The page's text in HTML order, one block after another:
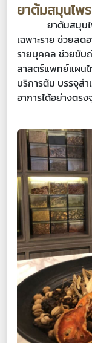
ยาต้มสมุนไพ
ยาต้มสมุน
เฉพาะราย ช่วยลด
รายบุคคล ช่วยขับ
สาสตร์แพทย์แผน
บริการต้ม บรรจุสำ
อาการได้อย่างตร